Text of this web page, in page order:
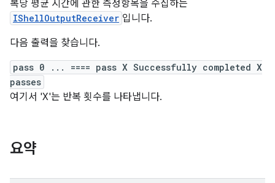
복당 평균 시간에 관한 측정항목을 수집하는
IShellOutputReceiver 입니다.
다음 출력을 찾습니다.
pass 0 ... ==== pass X Successfully completed X
passes
여기서 'X'는 반복 횟수를 나타냅니다.
요약